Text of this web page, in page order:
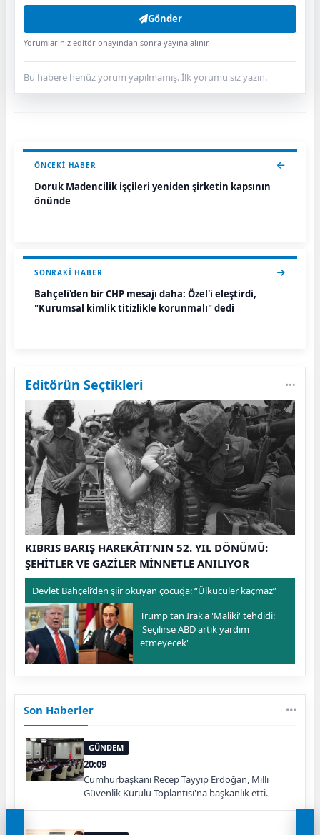
Gönder
Yorumlarınız editör onayından sonra yayına alınır.
Bu habere henüz yorum yapılmamış. İlk yorumu siz yazın.
ÖNCEKI HABER
Doruk Madencilik işçileri yeniden şirketin kapsının
önünde
SONRAKI HABER
Bahçeli'den bir CHP mesajı daha: Özel'i eleştirdi,
"Kurumsal kimlik titizlikle korunmalı" dedi
Editörün Seçtikleri
KIBRIS BARIŞ HAREKÂTI’NIN 52. YIL DÖNÜMÜ:
ŞEHİTLER VE GAZİLER MİNNETLE ANILIYOR
Devlet Bahçeli’den şiir okuyan çocuğa: “Ülkücüler kaçmaz”
Trump'tan Irak'a 'Maliki' tehdidi:
'Seçilirse ABD artık yardım
etmeyecek'
Son Haberler
GÜNDEM
20:09
Cumhurbaşkanı Recep Tayyip Erdoğan, Milli
Güvenlik Kurulu Toplantısı'na başkanlık etti.